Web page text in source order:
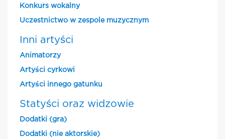
Konkurs wokalny
Uczestnictwo w zespole muzycznym
Inni artyści
Animatorzy
Artyści cyrkowi
Artyści innego gatunku
Statyści oraz widzowie
Dodatki (gra)
Dodatki (nie aktorskie)